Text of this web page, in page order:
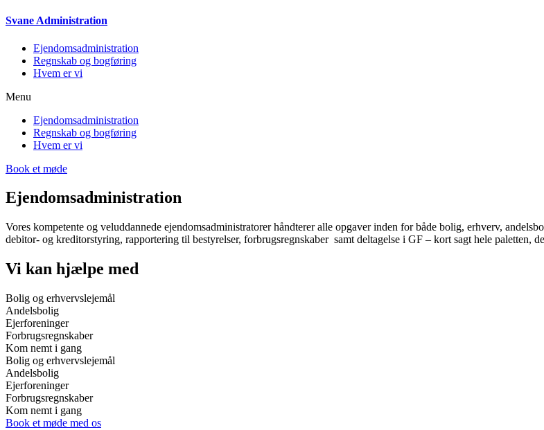
Svane Administration
Ejendomsadministration
Regnskab og bogføring
Hvem er vi
Menu
Ejendomsadministration
Regnskab og bogføring
Hvem er vi
Book et møde
Ejendomsadministration
Vores kompetente og veluddannede ejendomsadministratorer håndterer alle opgaver inden for både bolig, erhverv,
debitor- og kreditorstyring, rapportering til bestyrelser, forbrugsregnskaber samt deltagelse i GF – kort sagt hele paletten,
Vi kan hjælpe med
Bolig og erhvervslejemål
Andelsbolig
Ejerforeninger
Forbrugsregnskaber
Kom nemt i gang
Bolig og erhvervslejemål
Andelsbolig
Ejerforeninger
Forbrugsregnskaber
Kom nemt i gang
Book et møde med os